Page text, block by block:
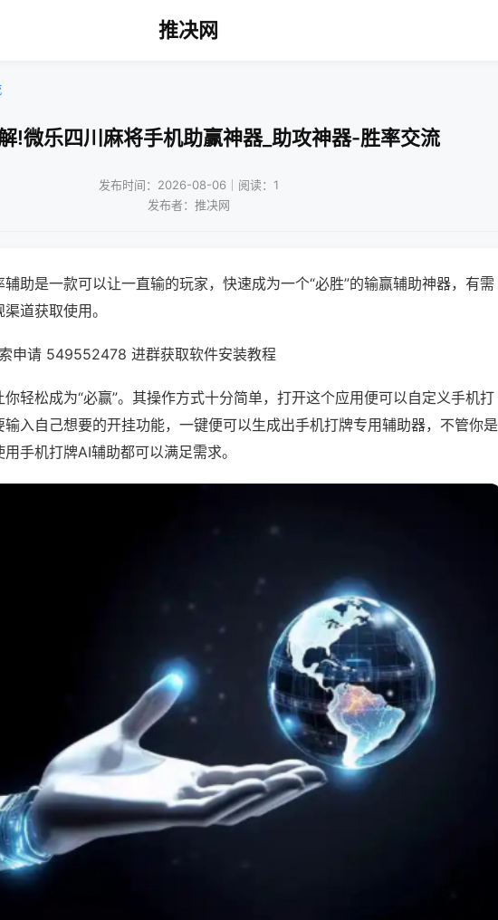
推决网
!微乐四川麻将手机助赢神器_助攻神器-胜率交流
发布时间：2026-08-06｜阅读：1
发布者：推决网
助是一款可以让一直输的玩家，快速成为一个“必胜”的输赢辅助神器，有需
道获取使用。
申请 549552478 进群获取软件安装教程
轻松成为“必赢”。其操作方式十分简单，打开这个应用便可以自定义手机打
入自己想要的开挂功能，一键便可以生成出手机打牌专用辅助器，不管你是
手机打牌AI辅助都可以满足需求。